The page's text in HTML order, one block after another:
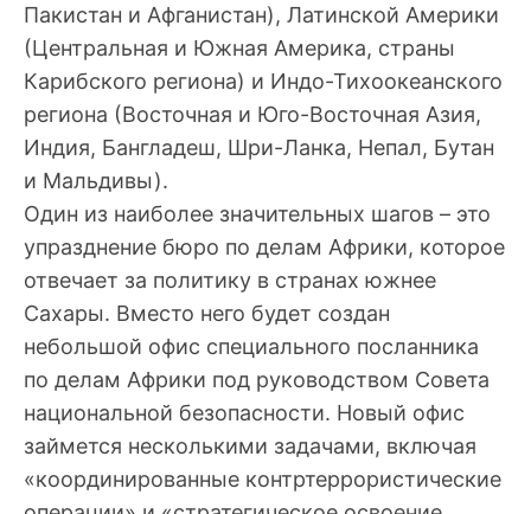
Пакистан и Афганистан), Латинской Америки
(Центральная и Южная Америка, страны
Карибского региона) и Индо-Тихоокеанского
региона (Восточная и Юго-Восточная Азия,
Индия, Бангладеш, Шри-Ланка, Непал, Бутан
и Мальдивы).
Один из наиболее значительных шагов – это
упразднение бюро по делам Африки, которое
отвечает за политику в странах южнее
Сахары. Вместо него будет создан
небольшой офис специального посланника
по делам Африки под руководством Совета
национальной безопасности. Новый офис
займется несколькими задачами, включая
«координированные контртеррористические